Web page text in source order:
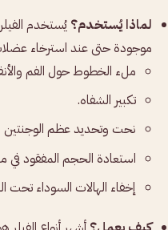
لماذا يُستخدم؟ يُستخدم
موجودة حتى عند استرخاء
ملء الخطوط حول الفم
تكبير الشفاه.
نحت وتحديد عظم الوجنتين
استعادة الحجم المفقود
إخفاء الهالات السوداء تحت